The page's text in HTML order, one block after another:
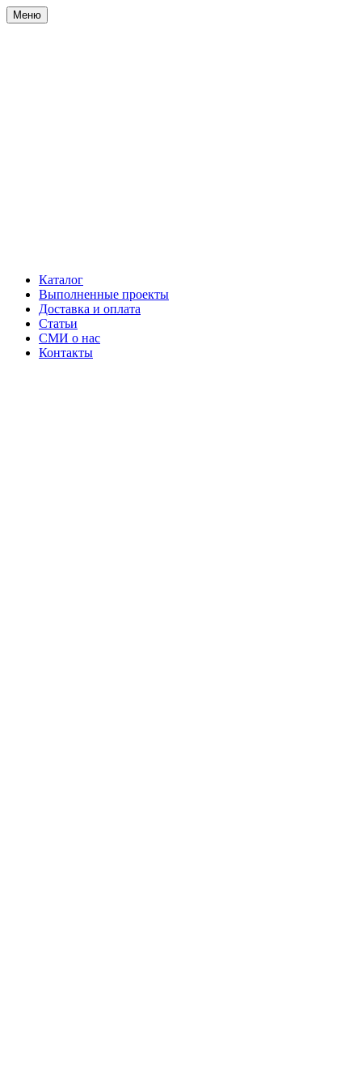
Меню
Каталог
Выполненные проекты
Доставка и оплата
Статьи
СМИ о нас
Контакты